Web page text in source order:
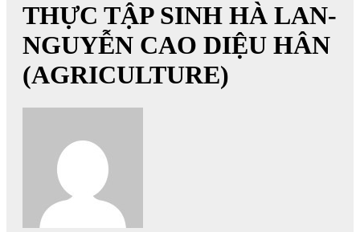
THỰC TẬP SINH HÀ LAN-
NGUYỄN CAO DIỆU HÂN
(AGRICULTURE)